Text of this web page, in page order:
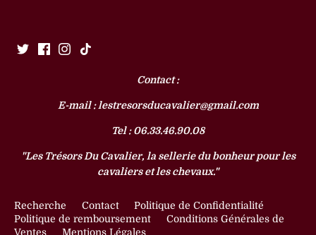
Contact :
E-mail : lestresorsducavalier@gmail.com
Tel : 06.33.46.90.08
"Les Trésors Du Cavalier, la sellerie du bonheur pour les
cavaliers et les chevaux."
Recherche Contact
Politique de Confidentialité
Politique de remboursement
Conditions Générales de
Ventes
Mentions Légales